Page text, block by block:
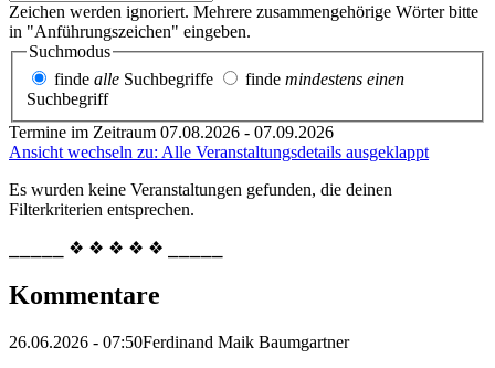
Zeichen werden ignoriert. Mehrere zusammengehörige Wörter bitte
in "Anführungszeichen" eingeben.
Suchmodus
finde alle Suchbegriffe finde mindestens einen
Suchbegriff
Termine im Zeitraum 07.08.2026 - 07.09.2026
Ansicht wechseln zu: Alle Veranstaltungsdetails ausgeklappt
Es wurden keine Veranstaltungen gefunden, die deinen
Filterkriterien entsprechen.
⎯⎯⎯⎯⎯ ❖ ❖ ❖ ❖ ❖ ⎯⎯⎯⎯⎯
Kommentare
26.06.2026 - 07:50Ferdinand Maik Baumgartner